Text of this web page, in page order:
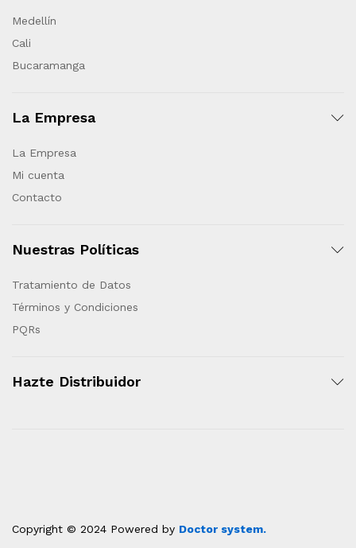
Medellín
Cali
Bucaramanga
La Empresa
La Empresa
Mi cuenta
Contacto
Nuestras Políticas
Tratamiento de Datos
Términos y Condiciones
PQRs
Hazte Distribuidor
Copyright © 2024 Powered by Doctor system.